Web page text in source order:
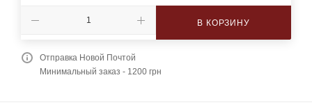
В КОРЗИНУ
Отправка Новой Почтой
Минимальный заказ - 1200 грн